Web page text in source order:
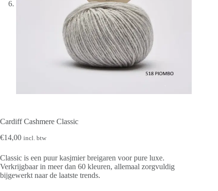
Cardiff Cashmere Classic
€14,00 incl. btw
Classic is een puur kasjmier breigaren voor pure luxe.
Verkrijgbaar in meer dan 60 kleuren, allemaal zorgvuldig
bijgewerkt naar de laatste trends.